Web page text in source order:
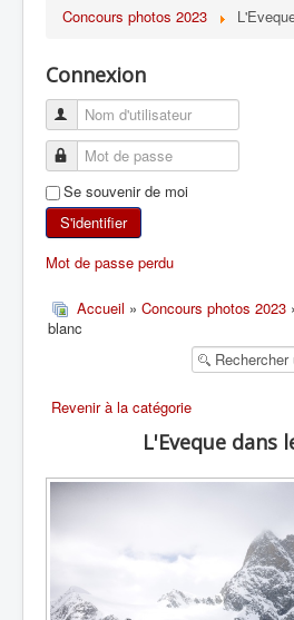
TOUT SUR LE GUMS
ESCALADE
ALPINISME
SKI DE RANDONNÉE
RANDONNÉE SPORTIVE
Concours photos 2023
Connexion
Se souvenir de moi
S'identifier
Mot de passe perdu
Accueil » Concours photos 2023
blanc
Revenir à la catégorie
L'Eveque dans